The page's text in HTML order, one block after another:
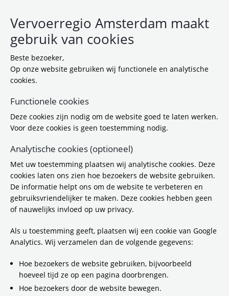
8-1-2026 11:36
Energiemanagement Actieplan 2019-2025
pdf / 564,2 KB)
Gerelateerde items
Vervoerregio Amsterdam maakt
gebruik van cookies
Beste bezoeker,
Op onze website gebruiken wij functionele en analytische
cookies.
Functionele cookies
Deze cookies zijn nodig om de website goed te laten werken.
Voor deze cookies is geen toestemming nodig.
Analytische cookies (optioneel)
Met uw toestemming plaatsen wij analytische cookies. Deze
cookies laten ons zien hoe bezoekers de website gebruiken.
De informatie helpt ons om de website te verbeteren en
gebruiksvriendelijker te maken. Deze cookies hebben geen
of nauwelijks invloed op uw privacy.
Als u toestemming geeft, plaatsen wij een cookie van Google
Analytics. Wij verzamelen dan de volgende gegevens:
Hoe bezoekers de website gebruiken, bijvoorbeeld
hoeveel tijd ze op een pagina doorbrengen.
Hoe bezoekers door de website bewegen.